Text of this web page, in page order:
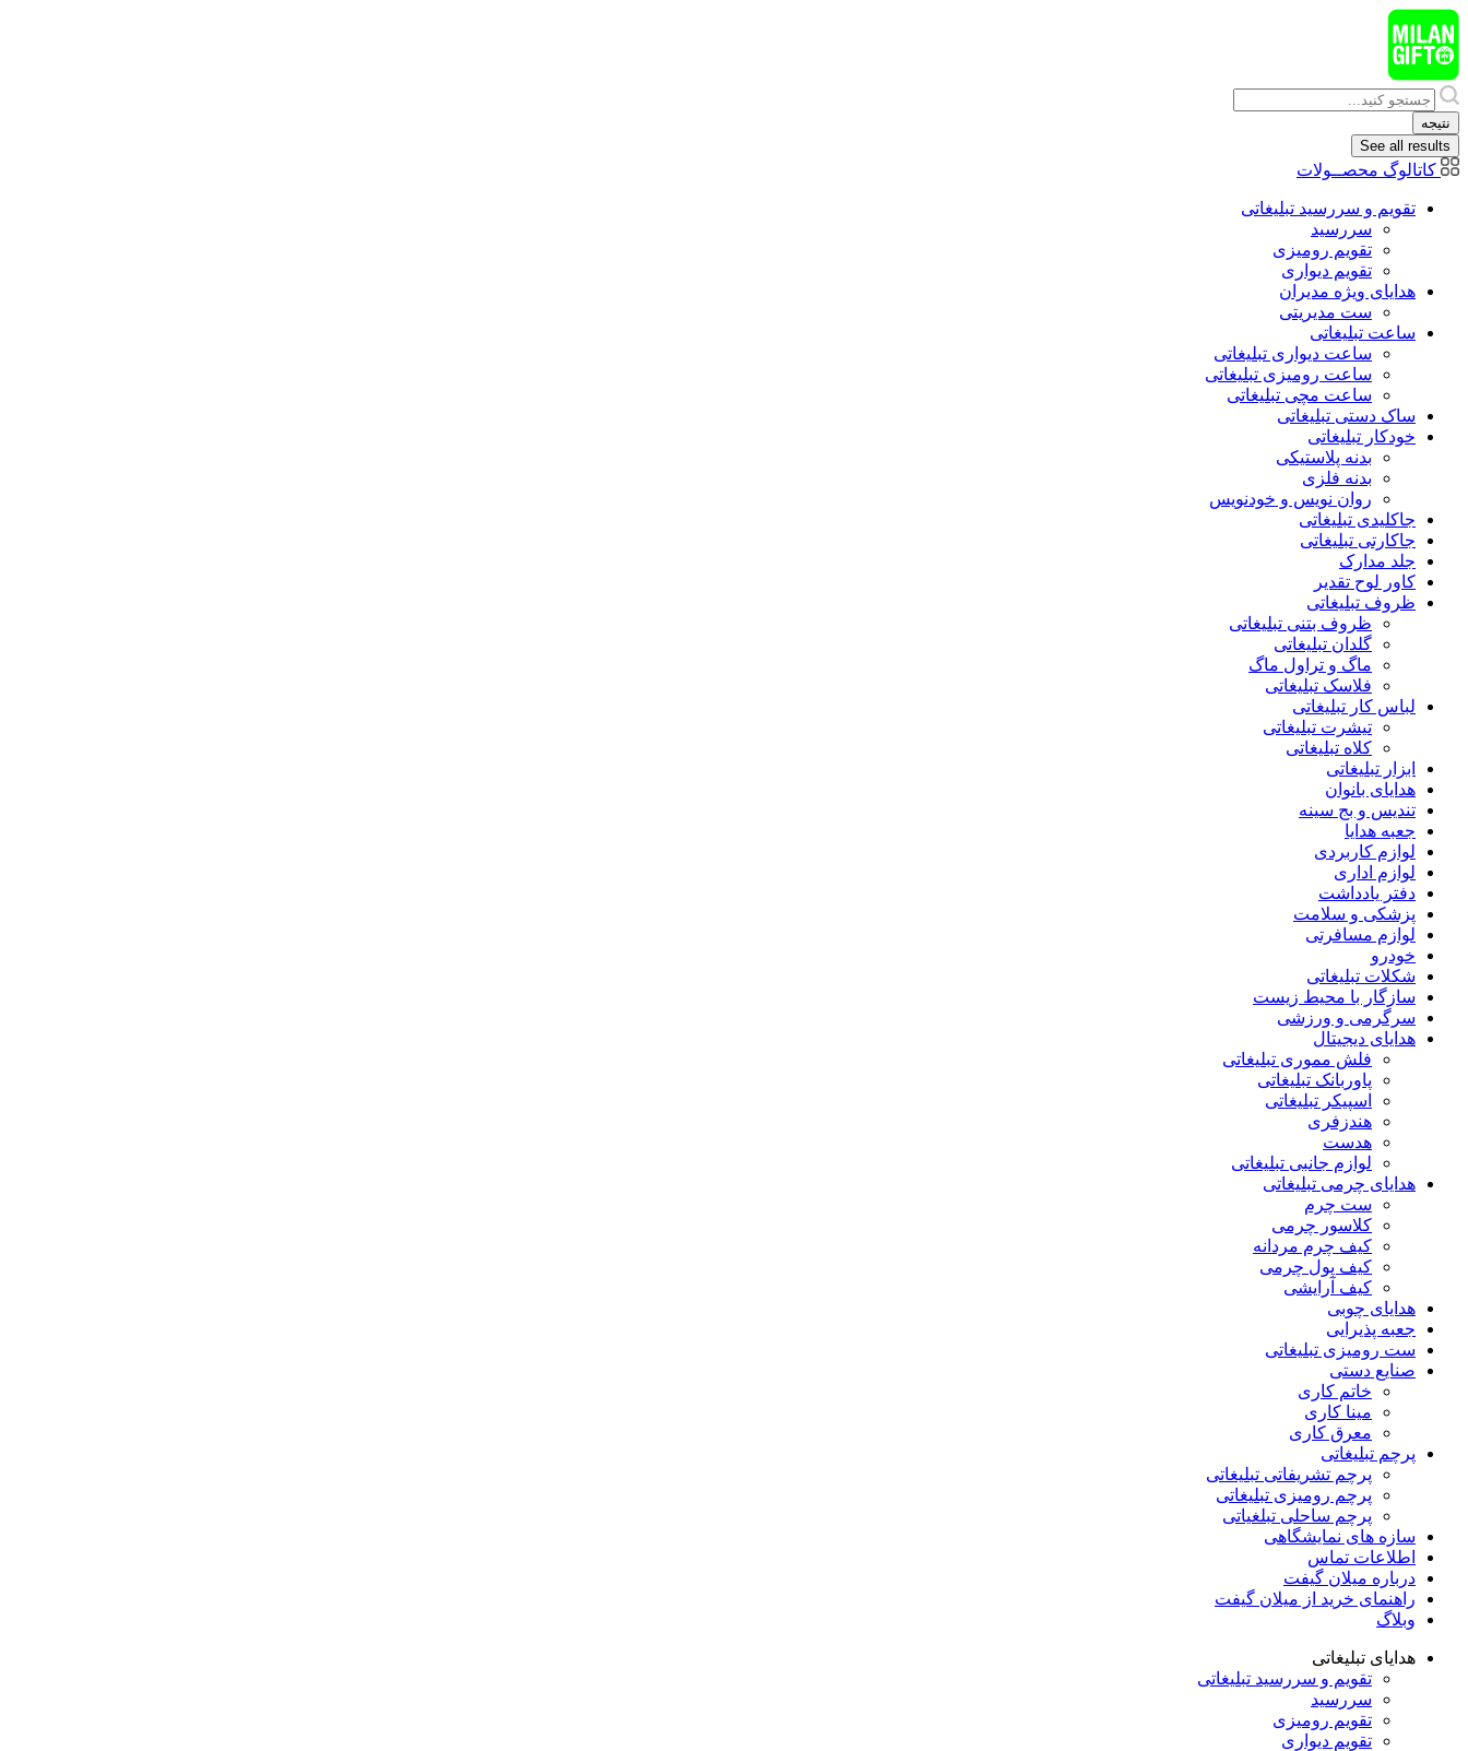
پرش
به
محتوا
Search
...
نتیجه
See all results
کاتالوگ محصــولات
تقویم و سررسید تبلیغاتی
سررسید
تقویم رومیزی
تقویم دیواری
هدایای ويژه مدیران
ست مدیریتی
ساعت تبلیغاتی
ساعت دیواری تبلیغاتی
ساعت رومیزی تبلیغاتی
ساعت مچی تبلیغاتی
ساک دستی تبلیغاتی
خودکار تبلیغاتی
بدنه پلاستیکی
بدنه فلزی
روان نویس و خودنویس
جاکلیدی تبلیغاتی
جاکارتی تبلیغاتی
جلد مدارک
کاور لوح تقدیر
ظروف تبلیغاتی
ظروف بتنی تبلیغاتی
گلدان تبلیغاتی
ماگ و تراول ماگ
فلاسک تبلیغاتی
لباس کار تبلیغاتی
تیشرت تبلیغاتی
کلاه تبلیغاتی
ابزار تبلیغاتی
هدایای بانوان
تندیس و بج سینه
جعبه هدایا
لوازم کاربردی
لوازم اداری
دفتر یادداشت
پزشکی و سلامت
لوازم مسافرتی
خودرو
شکلات تبلیغاتی
سازگار با محیط زیست
سرگرمی و ورزشی
هدایای دیجیتال
فلش مموری تبلیغاتی
پاوربانک تبلیغاتی
اسپیکر تبلیغاتی
هندزفری
هدست
لوازم جانبی تبلیغاتی
هدایای چرمی تبلیغاتی
ست چرم
کلاسور چرمی
کیف چرم مردانه
کیف پول چرمی
کیف آرایشی
هدایای چوبی
جعبه پذیرایی
ست رومیزی تبلیغاتی
صنایع دستی
خاتم کاری
مینا کاری
معرق کاری
پرچم تبلیغاتی
پرچم تشریفاتی تبلیغاتی
پرچم رومیزی تبلیغاتی
پرچم ساحلی تبلغیاتی
سازه های نمایشگاهی
اطلاعات تماس
درباره میلان گیفت
راهنمای خرید از میلان گیفت
وبلاگ
هدایای تبلیغاتی
تقویم و سررسید تبلیغاتی
سررسید
تقویم رومیزی
تقویم دیواری